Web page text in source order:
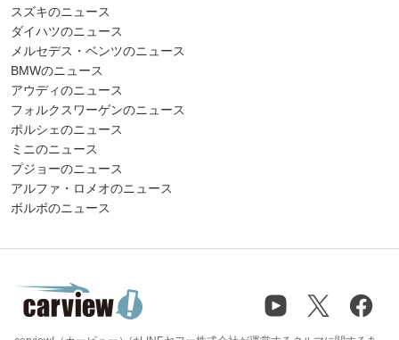
スズキのニュース
ダイハツのニュース
メルセデス・ベンツのニュース
BMWのニュース
アウディのニュース
フォルクスワーゲンのニュース
ポルシェのニュース
ミニのニュース
プジョーのニュース
アルファ・ロメオのニュース
ボルボのニュース